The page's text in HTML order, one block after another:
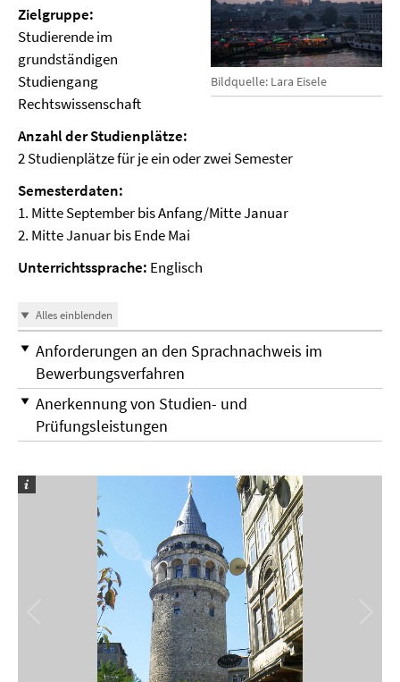
Bildquelle: Lara Eisele
Zielgruppe:
Studierende im
grundständigen
Studiengang
Rechtswissenschaft
Anzahl der Studienplätze:
2 Studienplätze für je ein oder zwei Semester
Semesterdaten:
1. Mitte September bis Anfang/Mitte Januar
2. Mitte Januar bis Ende Mai
Unterrichtssprache: Englisch
Alles einblenden
Anforderungen an den Sprachnachweis im
Bewerbungsverfahren
Anerkennung von Studien- und
Prüfungsleistungen